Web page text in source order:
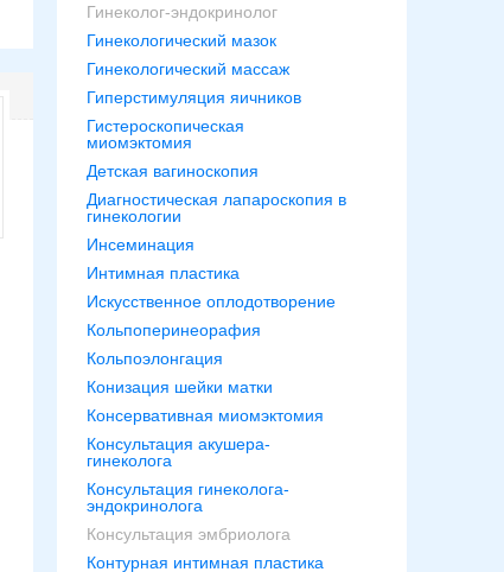
Гинеколог-эндокринолог
Гинекологический мазок
Гинекологический массаж
Гиперстимуляция яичников
Гистероскопическая
миомэктомия
Детская вагиноскопия
Диагностическая лапароскопия в
гинекологии
Инсеминация
Интимная пластика
Искусственное оплодотворение
Кольпоперинеорафия
Кольпоэлонгация
Конизация шейки матки
Консервативная миомэктомия
Консультация акушера-
гинеколога
Консультация гинеколога-
эндокринолога
Консультация эмбриолога
Контурная интимная пластика